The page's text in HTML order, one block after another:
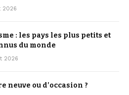
2026
: les pays les plus petits et
du monde
2026
neuve ou d’occasion ?